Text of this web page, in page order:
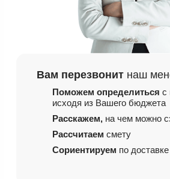
Вам перезвонит наш
Поможем определитьсяс
исходя из Вашего бюджета
Расскажем, на чем можно
Рассчитаемсмету
Сориентируем по